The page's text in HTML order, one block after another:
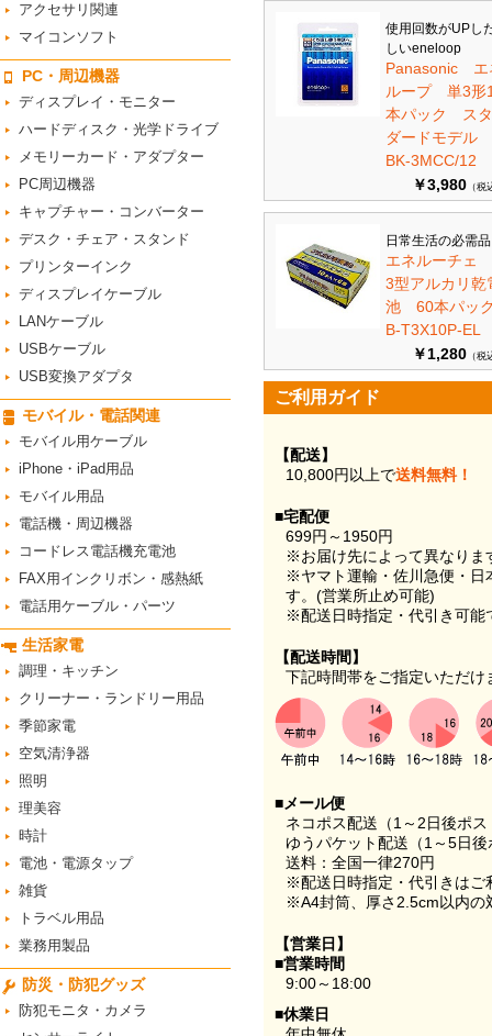
アクセサリ関連
マイコンソフト
PC・周辺機器
ディスプレイ・モニター
ハードディスク・光学ドライブ
メモリーカード・アダプター
PC周辺機器
キャプチャー・コンバーター
デスク・チェア・スタンド
プリンターインク
ディスプレイケーブル
LANケーブル
USBケーブル
USB変換アダプタ
モバイル・電話関連
モバイル用ケーブル
iPhone・iPad用品
モバイル用品
電話機・周辺機器
コードレス電話機充電池
FAX用インクリボン・感熱紙
電話用ケーブル・パーツ
生活家電
調理・キッチン
クリーナー・ランドリー用品
季節家電
空気清浄器
照明
理美容
時計
電池・電源タップ
雑貨
トラベル用品
業務用製品
防災・防犯グッズ
防犯モニタ・カメラ
使用回数がUPし
しいeneloop
Panasonic エ
ループ 単3形
本パック ス
ダードモデル
BK-3MCC/12
￥3,980 （税
日常生活の必需
エネルーチェ
3型アルカリ乾
池 60本パ
B-T3X10P-EL
￥1,280 （税
ご利用ガイド
【配送】
10,800円以上で送料無料！
■宅配便
699円～1950円
※お届け先によって異なりま
※ヤマト運輸・佐川急便・日
す。(営業所止め可能)
※配送日時指定・代引き可能
【配送時間】
下記時間帯をご指定いただけ
■メール便
ネコポス配送（1～2日後ポ
ゆうパケット配送（1～5日
送料：全国一律270円
※配送日時指定・代引きはご
※A4封筒、厚さ2.5cm以内の
【営業日】
■営業時間
9:00～18:00
■休業日